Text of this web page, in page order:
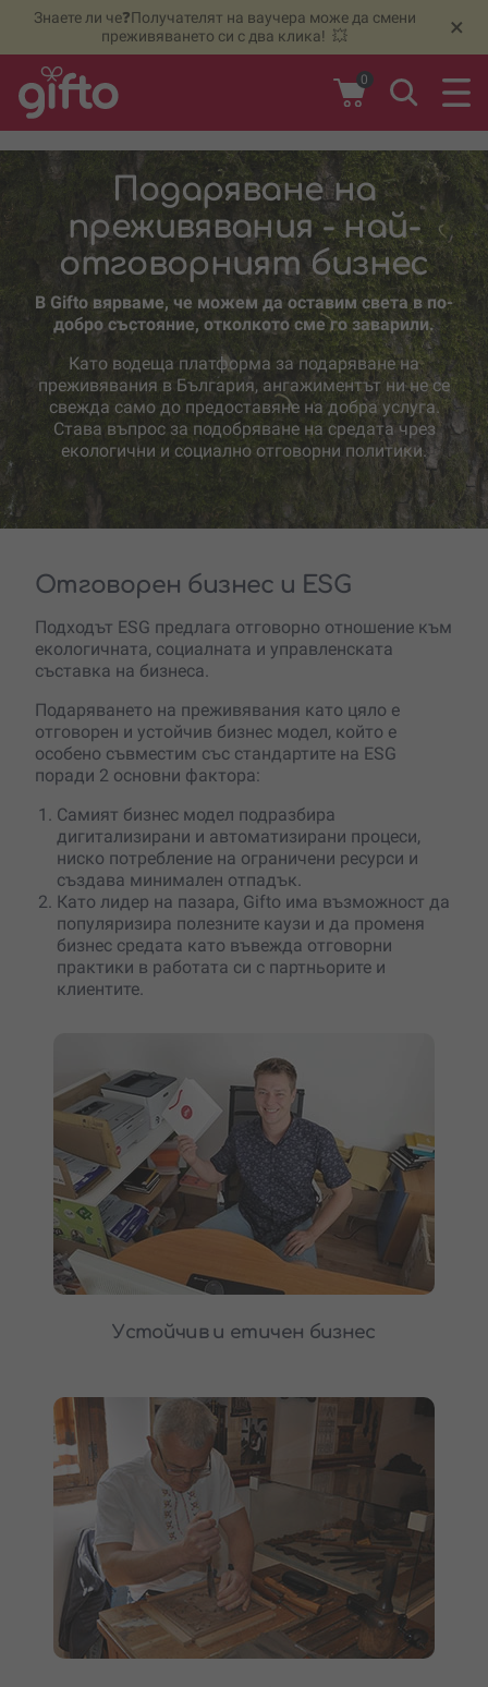
Знаете ли че❓Получателят на ваучера може да смени
преживяването си с два клика! 💥
×
0
Подаряване на
преживявания - най-
отговорният бизнес
В Gifto вярваме, че можем да оставим света в по-
добро състояние, отколкото сме го заварили.
Като водеща платформа за подаряване на
преживявания в България, ангажиментът ни не се
свежда само до предоставяне на добра услуга.
Става въпрос за подобряване на средата чрез
екологични и социално отговорни политики.
Отговорен бизнес и ESG
Подходът ESG предлага отговорно отношение към
екологичната, социалната и управленската
съставка на бизнеса.
Подаряването на преживявания като цяло е
отговорен и устойчив бизнес модел, който е
особено съвместим със стандартите на ESG
поради 2 основни фактора:
Самият бизнес модел подразбира
дигитализирани и автоматизирани процеси,
ниско потребление на ограничени ресурси и
създава минимален отпадък.
Като лидер на пазара, Gifto има възможност да
популяризира полезните каузи и да променя
бизнес средата като въвежда отговорни
практики в работата си с партньорите и
клиентите.
Устойчив и етичен бизнес